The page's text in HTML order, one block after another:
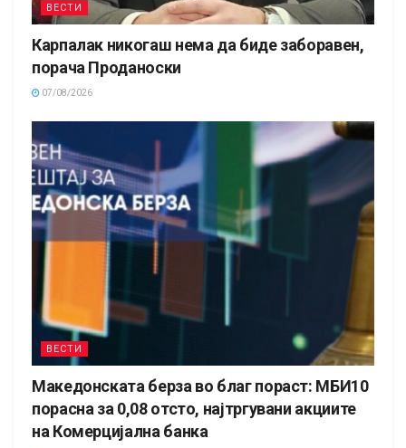
ВЕСТИ
Карпалак никогаш нема да биде заборавен,
порача Проданоски
07/08/2026
ВЕСТИ
Македонската берза во благ пораст: МБИ10
порасна за 0,08 отсто, најтргувани акциите
на Комерцијална банка